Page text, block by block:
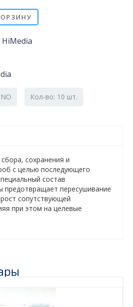
Кол-во: 10 шт.
сохранения и
с целью последующего
состав
предотвращает пересушивание
сопутствующей
при этом на целевые